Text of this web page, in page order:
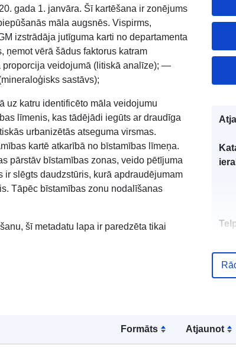
gada 1. janvāra. Šī kartēšana ir zonējums
māla augsnēs. Vispirms,
izstrādāja jutīguma karti no departamenta
ņemot vērā šādus faktorus katram
veidojumā (litiskā analīze); —
sastāvs);
katru identificēto māla veidojumu
līmenis, kas tādējādi iegūts ar draudīga
urbanizētās atseguma virsmas.
kartē atkarībā no bīstamības līmeņa.
pārstāv bīstamības zonas, veido pētījuma
slēgts daudzstūris, kurā apdraudējumam
Tāpēc bīstamības zonu nodalīšanas
šī metadatu lapa ir paredzēta tikai
Formāts Atjaunot